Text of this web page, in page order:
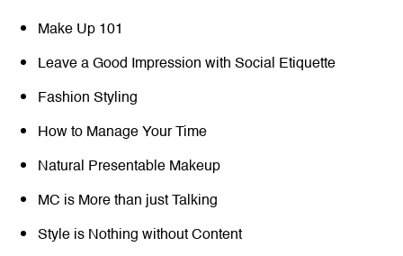
Make Up 101
Leave a Good Impression with Social Etiquette
Fashion Styling
How to Manage Your Time
Natural Presentable Makeup
MC is More than just Talking
Style is Nothing without Content